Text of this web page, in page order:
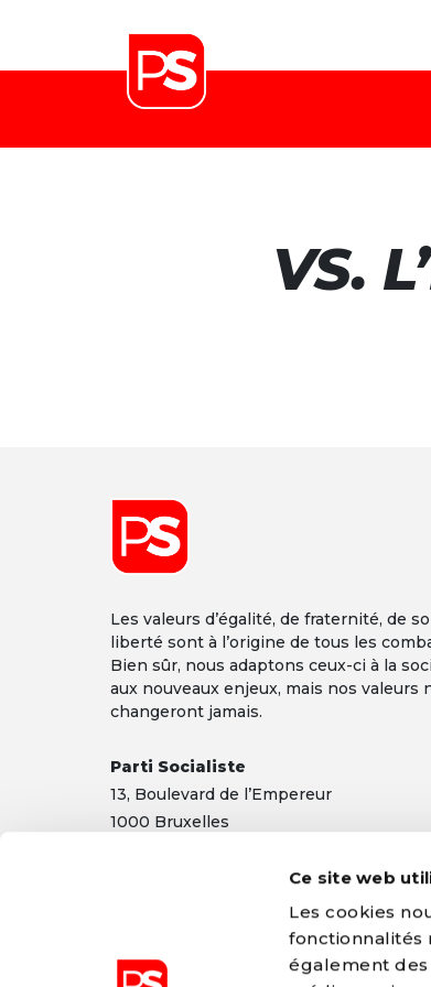
Ce site web
Les cookies
fonctionnalités
également
Font
VS.
Les valeurs d’égalité, de fraternité, de
liberté sont à l’origine de tous les
Bien sûr, nous adaptons ceux-ci à la
aux nouveaux enjeux, mais nos valeurs
changeront jamais.
Parti Socialiste
13, Boulevard de l’Empereur
1000 Bruxelles
Mentions légales |